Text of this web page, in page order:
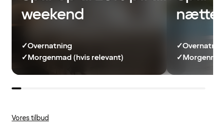
weekend
✓Overnatning
✓Morgenmad (hvis relevant)
✓
✓
Vores tilbud